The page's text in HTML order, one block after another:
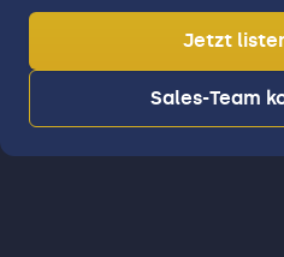
Jetzt
Sales-Team